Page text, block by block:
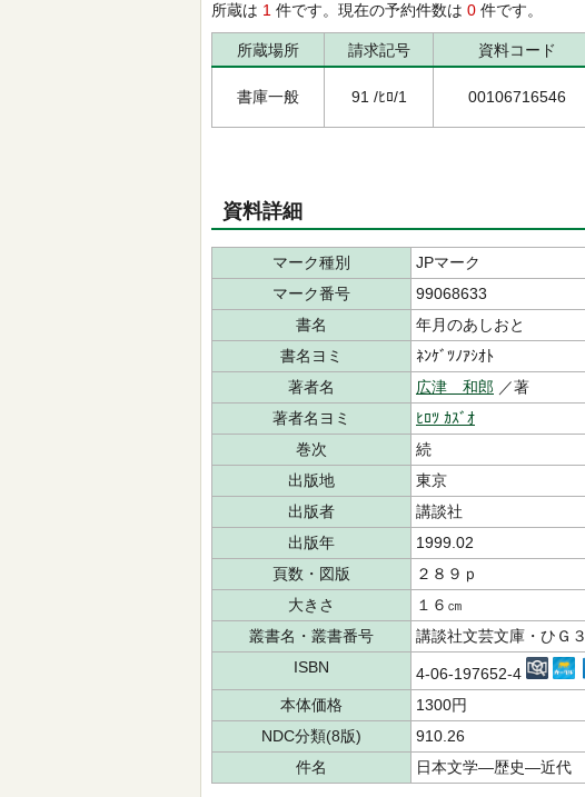
所蔵は 1 件です。現在の予約件数は 0 件です。
所蔵場所 請求記号 資料コード
書庫一般 91 /ﾋﾛ/1 00106716546
資料詳細
マーク種別
JPマーク
マーク番号
99068633
書名
年月のあしおと
書名ヨミ
ﾈﾝｹﾞﾂﾉｱｼｵﾄ
著者名
広津 和郎 ／著
著者名ヨミ
ﾋﾛﾂ ｶｽﾞｵ
巻次
続
出版地
東京
出版者
講談社
出版年
1999.02
頁数・図版
２８９ｐ
大きさ
１６㎝
叢書名・叢書番号
講談社文芸文庫・ひＧ３
ISBN
4-06-197652-4
本体価格
1300円
NDC分類(8版)
910.26
件名
日本文学―歴史―近代